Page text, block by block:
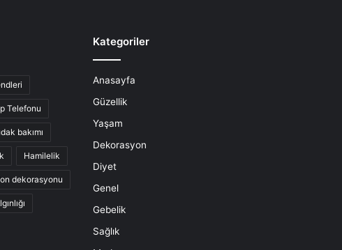
Telefonu
bakımı
Hamilelik
dekorasyonu
Kategoriler
Anasayfa
Güzellik
Yaşam
Dekorasyon
Diyet
Genel
Gebelik
Sağlık